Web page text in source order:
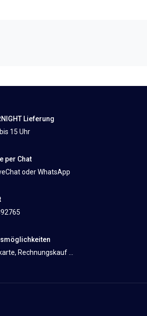
Lieferung
15 Uhr
per Chat
oder WhatsApp
Rechnungskauf ...